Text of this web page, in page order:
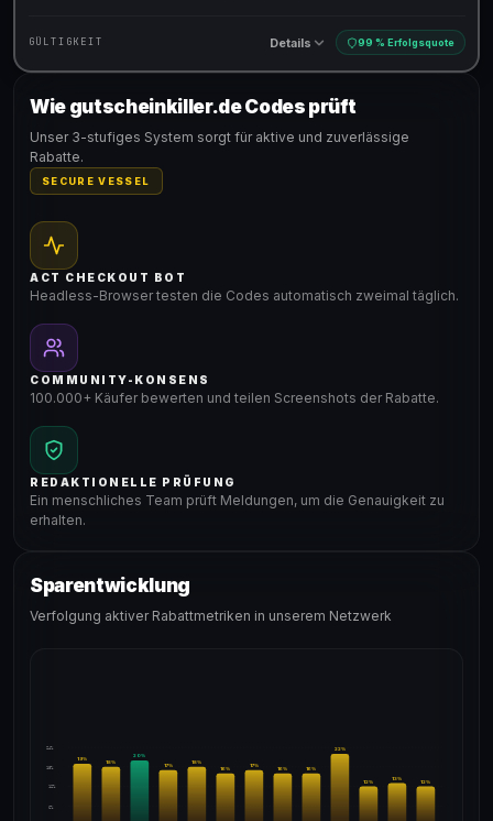
GÜLTIGKEIT Details 99 % Erfolgsquote
Gültig für teilnehmende Produkte
Wie gutscheinkiller.de Codes prüft
Unser 3-stufiges System sorgt für aktive und zuverlässige
Rabatte.
SECURE VESSEL
ACT CHECKOUT BOT
Headless-Browser testen die Codes automatisch zweimal täglich.
COMMUNITY-KONSENS
100.000+ Käufer bewerten und teilen Screenshots der Rabatte.
REDAKTIONELLE PRÜFUNG
Ein menschliches Team prüft Meldungen, um die Genauigkeit zu
erhalten.
Sparentwicklung
Verfolgung aktiver Rabattmetriken in unserem Netzwerk
24%
18%
12%
6%
19%
18%
20%
17%
18%
16%
17%
16% 16%
22%
12%
13%
12%